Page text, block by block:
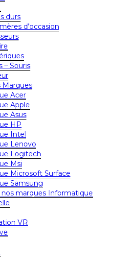
durs
d’occasion
– Souris
Marques
Acer
Apple
Asus
HP
Intel
Lenovo
Logitech
Msi
Microsoft Surface
Samsung
nos marques Informatique
VR